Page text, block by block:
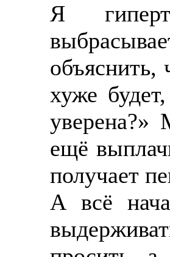
Я
объяснить,
хуже
уверена?»
ещё
получает
А всё